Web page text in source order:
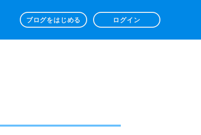
ブログをはじめる ログイン